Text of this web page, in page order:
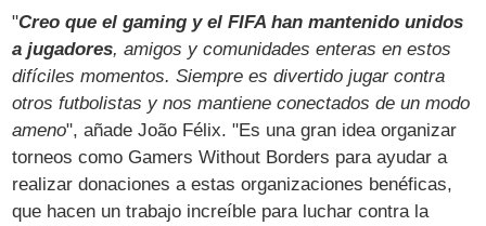
"Creo que el gaming y el FIFA han mantenido unidos
a jugadores, amigos y comunidades enteras en estos
difíciles momentos. Siempre es divertido jugar contra
otros futbolistas y nos mantiene conectados de un modo
ameno", añade João Félix. "Es una gran idea organizar
torneos como Gamers Without Borders para ayudar a
realizar donaciones a estas organizaciones benéficas,
que hacen un trabajo increíble para luchar contra la